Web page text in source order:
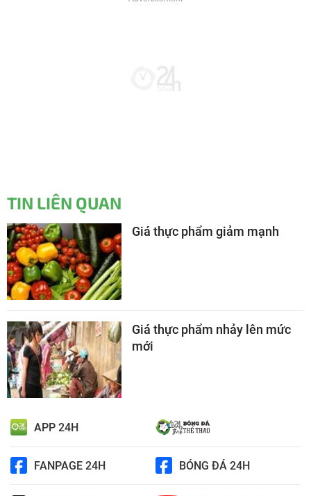
TIN LIÊN QUAN
Giá thực phẩm giảm mạnh
Giá thực phẩm nhảy lên mức
mới
APP 24H
FANPAGE 24H BÓNG ĐÁ 24H